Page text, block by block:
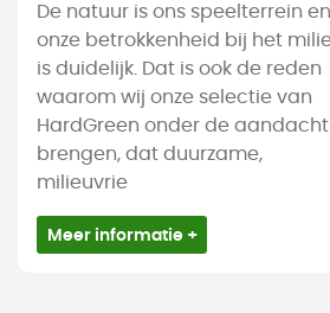
De natuur is ons speelterrein en
onze betrokkenheid bij het
is duidelijk. Dat is ook de reden
waarom wij onze selectie van
HardGreen onder de aandacht
brengen, dat duurzame,
milieuvrie
Meer informatie +